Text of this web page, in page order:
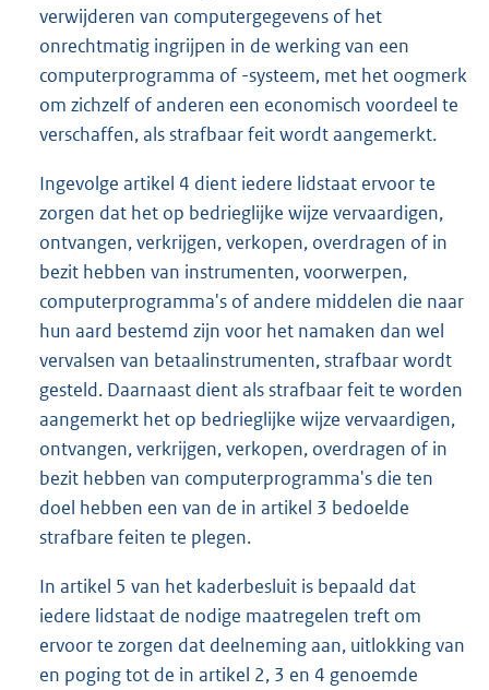
verwijderen van computergegevens of het
onrechtmatig ingrijpen in de werking van een
computerprogramma of -systeem, met het oogmerk
om zichzelf of anderen een economisch voordeel te
verschaffen, als strafbaar feit wordt aangemerkt.
Ingevolge artikel 4 dient iedere lidstaat ervoor te
zorgen dat het op bedrieglijke wijze vervaardigen,
ontvangen, verkrijgen, verkopen, overdragen of in
bezit hebben van instrumenten, voorwerpen,
computerprogramma's of andere middelen die naar
hun aard bestemd zijn voor het namaken dan wel
vervalsen van betaalinstrumenten, strafbaar wordt
gesteld. Daarnaast dient als strafbaar feit te worden
aangemerkt het op bedrieglijke wijze vervaardigen,
ontvangen, verkrijgen, verkopen, overdragen of in
bezit hebben van computerprogramma's die ten
doel hebben een van de in artikel 3 bedoelde
strafbare feiten te plegen.
In artikel 5 van het kaderbesluit is bepaald dat
iedere lidstaat de nodige maatregelen treft om
ervoor te zorgen dat deelneming aan, uitlokking van
en poging tot de in artikel 2, 3 en 4 genoemde